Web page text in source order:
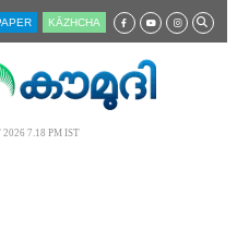
KĀZHCHA
7.18 PM IST